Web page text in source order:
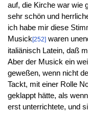
auf, die Kirche war wie
sehr schön und
ich habe mir diese
Musick[252]waren
italiänisch Latein, daß
Aber der Musick ein
geweßen, wenn nicht
Tackt, mit einer Rolle
geklappt hätte, als
erst unterrichtete, und